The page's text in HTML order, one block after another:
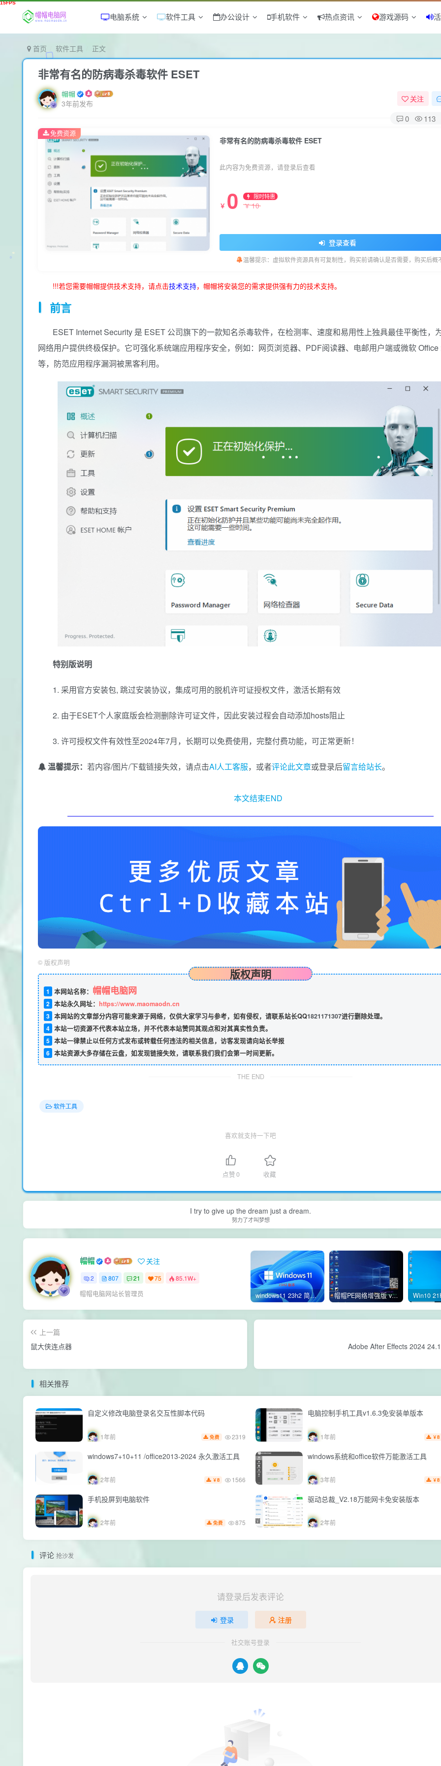
电脑系统 软件工具 办公设计 手机软件 热点资讯 游戏源码
首页 软件工具 正文
非常有名的防病毒杀毒软件 ESET
帽帽
3年前发布
关注
0 113
非常有名的防病毒杀毒软件 ESET
此内容为免费资源，请登录后查看
￥ 0 限时特惠
￥10
登录查看
温馨提示：虚拟软件资源具有可复制性，购买前请确认是否需要，购买后概
免费资源
!!!若您需要帽帽提供技术支持，请点击技术支持，帽帽将安装您的需求提供强有力的技术支持。
前言
ESET Internet Security 是 ESET 公司旗下的一款知名杀毒软件，在检测率、速度和易用性上独具最佳平衡性，
网络用户提供终极保护。它可强化系统端应用程序安全，例如：网页浏览器、PDF阅读器、电邮用户端或微软 Office
等，防范应用程序漏洞被黑客利用。
特别版说明
1. 采用官方安装包, 跳过安装协议，集成可用的脱机许可证授权文件，激活长期有效
2. 由于ESET个人家庭版会检测删除许可证文件，因此安装过程会自动添加hosts阻止
3. 许可授权文件有效性至2024年7月，长期可以免费使用，完整付费功能，可正常更新！
温馨提示： 若内容/图片/下载链接失效，请点击AI人工客服，或者评论此文章或登录后留言给站长。
本文结束END
© 版权声明
版权声明
1 本网站名称： 帽帽电脑网
2 本站永久网址： https://www.maomaodn.cn
3 本网站的文章部分内容可能来源于网络，仅供大家学习与参考，如有侵权，请联系站长QQ1821171307进行删除处理。
4 本站一切资源不代表本站立场，并不代表本站赞同其观点和对其真实性负责。
5 本站一律禁止以任何方式发布或转载任何违法的相关信息，访客发现请向站长举报
6 本站资源大多存储在云盘，如发现链接失效，请联系我们我们会第一时间更新。
THE END
软件工具
喜欢就支持一下吧
点赞0 收藏
I try to give up the dream just a dream.
努力了才叫梦想
帽帽 关注
2 807 21 75 85.1W+
帽帽电脑网站长管理员 windows11 23h2 简体中文版64位 正式版 帽帽PE网络增强版 v2.4版本
上一篇
鼠大侠连点器
相关推荐
自定义修改电脑登录名交互性脚本代码
1年前 免费 2319
电脑控制手机工具v1.6.3免安装单版本
1年前 ￥8
windows7+10+11 /office2013-2024 永久激活工具
2年前 ￥8 1566
windows系统和office软件万能激活工具
3年前 ￥8
手机投屏到电脑软件
2年前 免费 875
驱动总裁_V2.18万能网卡免安装版本
2年前
评论 抢沙发
请登录后发表评论
登录 注册
社交账号登录